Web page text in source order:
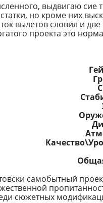
выдвигаю
но кроме них
вылетов словил и
проекта это
самобытный
сюжетных